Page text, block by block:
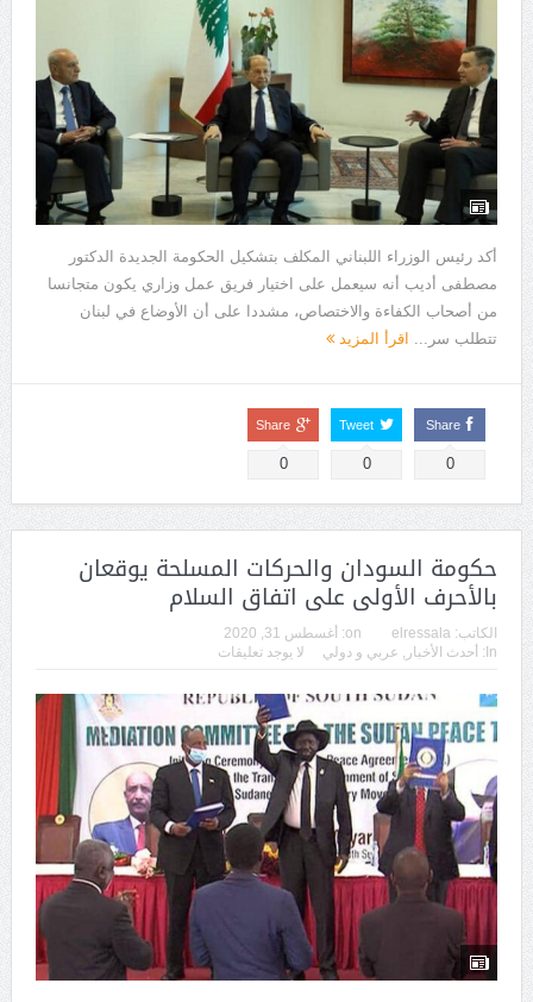
أكد رئيس الوزراء اللبناني المكلف بتشكيل الحكومة الجديدة الدكتور
مصطفى أديب أنه سيعمل على اختيار فريق عمل وزاري يكون متجانسا
من أصحاب الكفاءة والاختصاص، مشددا على أن الأوضاع في لبنان
تتطلب سر... اقرأ المزيد
Share
0
Tweet
0
Share
0
حكومة السودان والحركات المسلحة يوقعان
بالأحرف الأولى على اتفاق السلام
الكاتب: elressala
on:
أغسطس 31, 2020
In:
أحدث الأخبار عربي و دولي لا يوجد تعليقات